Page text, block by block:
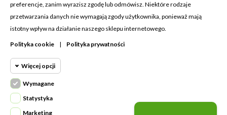
Dominik:
Klaudia: +48 730634730
MOJE KONTO
PRODUKTY
preferencje, zanim wyrazisz zgodę lub odmówisz. Niektóre rodzaje
przetwarzania danych nie wymagają zgody użytkownika, ponieważ mają
istotny wpływ na działanie naszego sklepu internetowego.
Polityka cookie | Polityka prywatności
Więcej opcji
Wymagane
Wymagane pliki cookie oraz cookie
Wymagane
Statystyka
Marketing